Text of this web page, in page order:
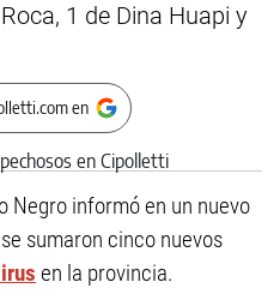
1 de Dina Huapi y
en
Negro informó en un nuevo
sumaron cinco nuevos
en la provincia.